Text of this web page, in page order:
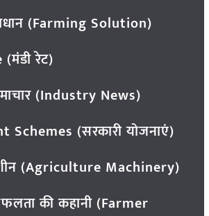
(Farming Solution)
रेट)
(Industry News)
Schemes (सरकारी योजनाएं)
(Agriculture Machinery)
की कहानी (Farmer